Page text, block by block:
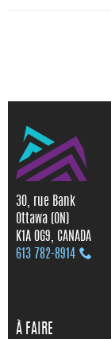
30, rue Bank
Ottawa (ON)
K1A 0G9, CANADA
613 782‑8914
À FAIRE